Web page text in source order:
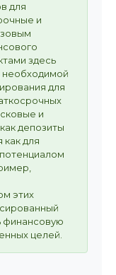
для
и
здесь
необходимой
для
и
депозиты
для
этих
финансовую
целей.